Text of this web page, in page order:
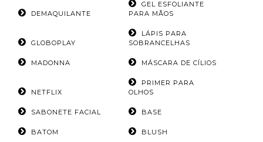
DEMAQUILANTE
GEL ESFOLIANTE
PARA MÃOS
GLOBOPLAY
LÁPIS PARA
SOBRANCELHAS
MADONNA MÁSCARA DE CÍLIOS
NETFLIX
PRIMER PARA
OLHOS
SABONETE FACIAL BASE
BATOM BLUSH